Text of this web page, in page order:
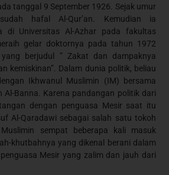
tanggal 9 September 1926. Sejak umur
hafal Al-Qur’an. Kemudian ia
di Universitas Al-Azhar pada fakultas
gelar doktornya pada tahun 1972
berjudul ” Zakat dan dampaknya
kemiskinan”. Dalam dunia politik, beliau
Ikhwanul Muslimin (IM) bersama
Al-Banna. Karena pandangan politik dari
dengan penguasa Mesir saat itu
Al-Qaradawi sebagai salah satu tokoh
sempat beberapa kali masuk
khutbahnya yang dikenal berani dalam
Mesir yang zalim dan jauh dari